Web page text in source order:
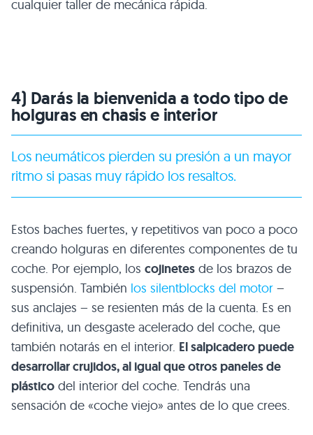
cualquier taller de mecánica rápida.
4) Darás la bienvenida a todo tipo de
holguras en chasis e interior
Los neumáticos pierden su presión a un mayor
ritmo si pasas muy rápido los resaltos.
Estos baches fuertes, y repetitivos van poco a poco
creando holguras en diferentes componentes de tu
coche. Por ejemplo, los cojinetes de los brazos de
suspensión. También los silentblocks del motor –
sus anclajes – se resienten más de la cuenta. Es en
definitiva, un desgaste acelerado del coche, que
también notarás en el interior. El salpicadero puede
desarrollar crujidos, al igual que otros paneles de
plástico del interior del coche. Tendrás una
sensación de «coche viejo» antes de lo que crees.